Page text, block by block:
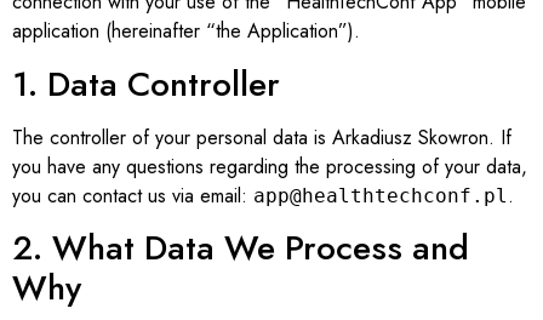
application (hereinafter “the Application”).
1. Data Controller
The controller of your personal data is Arkadiusz Skowron. If
you have any questions regarding the processing of your data,
you can contact us via email: app@healthtechconf.pl .
2. What Data We Process and
Why